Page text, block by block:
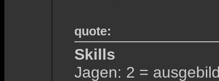
quote:
Skills
Jagen: 2 =